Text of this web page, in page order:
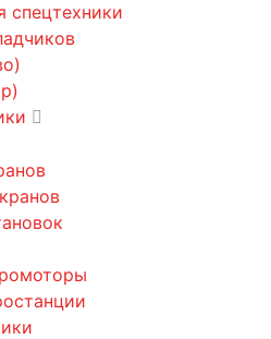
спецтехники